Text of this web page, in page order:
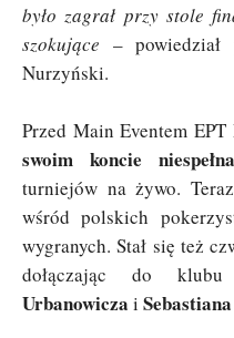
było zagrał przy stole
szokujące –
Nurzyński.
Przed Main Eventem
swoim koncie
turniejów na żywo.
wśród polskich
wygranych. Stał się też
dołączając do klubu
Urbanowicza i